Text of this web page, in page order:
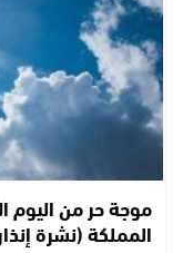
موجة حر من اليوم
المملكة (نشرة